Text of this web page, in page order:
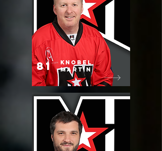
81
knobel
martin